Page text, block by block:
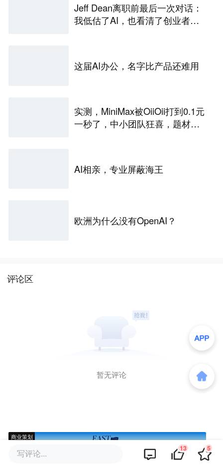
Jeff Dean离职前最后一次对话：
我低估了AI，也看清了创业者的
这届AI办公，名字比产品还难用
实测，MiniMax被OiiOii打到0.1元
一秒了，中小团队狂喜，题材成
AI相亲，专业屏蔽海王
欧洲为什么没有OpenAI？
评论区
暂无评论
商业策划
写评论... 13 5